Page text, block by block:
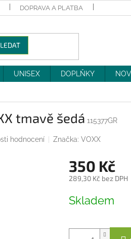
DOPRAVA A PLATBA
UNISEX DOPLŇKY
tmavě šedá 115377GR
hodnocení Značka:VOXX
350 Kč
289,30 Kč bez DPH
cena:
Skladem